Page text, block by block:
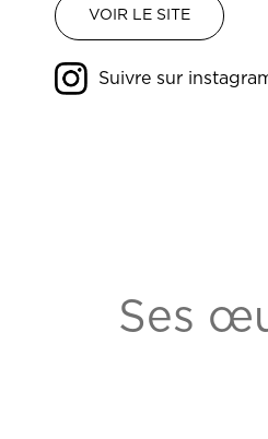
VOIR LE SITE
Suivre sur
Ses